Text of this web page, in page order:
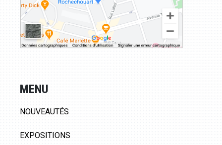
MENU
NOUVEAUTÉS
EXPOSITIONS